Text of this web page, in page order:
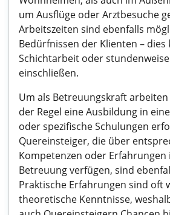
um Ausflüge oder Arztbesuche
Arbeitszeiten sind ebenfalls
Bedürfnissen der Klienten – dies
Schichtarbeit oder
einschließen.
Um als Betreuungskraft
der Regel eine Ausbildung in
oder spezifische Schulungen
Quereinsteiger, die über
Kompetenzen oder Erfahrungen
Betreuung verfügen, sind
Praktische Erfahrungen sind oft
theoretische Kenntnisse,